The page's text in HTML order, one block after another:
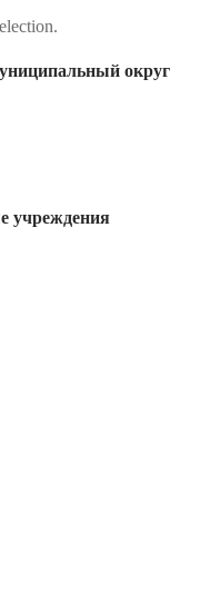
округ
учреждения